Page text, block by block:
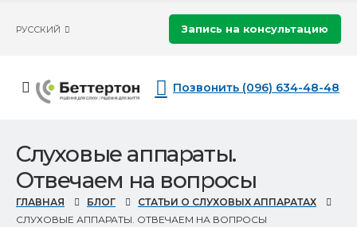
РУССКИЙ Запись на консультацию
Позвонить (096) 634-48-48
Слуховые аппараты.
Отвечаем на вопросы
ГЛАВНАЯ БЛОГ
СТАТЬИ О СЛУХОВЫХ АППАРАТАХ
СЛУХОВЫЕ АППАРАТЫ. ОТВЕЧАЕМ НА ВОПРОСЫ